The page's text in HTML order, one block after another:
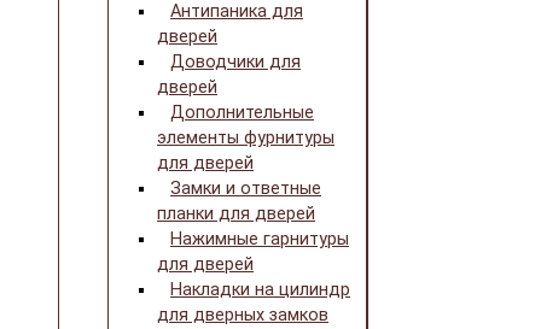
Антипаника для
дверей
Доводчики для
дверей
Дополнительные
элементы фурнитуры
для дверей
Замки и ответные
планки для дверей
Нажимные гарнитуры
для дверей
Накладки на цилиндр
для дверных замков